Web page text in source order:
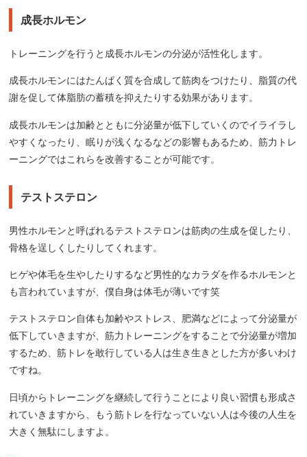
成長ホルモン
トレーニングを行うと成長ホルモンの分泌が活性化します。
成長ホルモンにはたんぱく質を合成して筋肉をつけたり、脂質の代
謝を促して体脂肪の蓄積を抑えたりする効果があります。
成長ホルモンは加齢とともに分泌量が低下していくのでイライラし
やすくなったり、眠りが浅くなるなどの影響もあるため、筋力トレ
ーニングではこれらを改善することが可能です。
テストステロン
男性ホルモンと呼ばれるテストステロンは筋肉の生成を促したり、
骨格を逞しくしたりしてくれます。
ヒゲや体毛を生やしたりするなど男性的なカラダを作るホルモンと
も言われていますが、僕自身は体毛が薄いです笑
テストステロン自体も加齢やストレス、肥満などによって分泌量が
低下していきますが、筋力トレーニングをすることで分泌量が増加
するため、筋トレを敢行している人は生き生きとした方が多いわけ
ですね。
日頃からトレーニングを継続して行うことにより良い習慣も形成さ
れていきますから、もう筋トレを行なっていない人は今後の人生を
大きく無駄にしますよ。